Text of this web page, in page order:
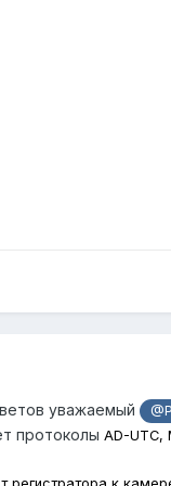
уважаемый
протоколы AD-UTC,